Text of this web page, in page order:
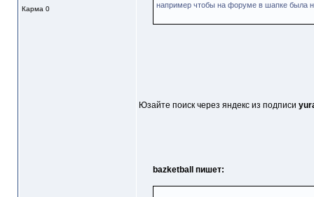
Карма 0 например чтобы на форуме в шапке была
Юзайте поиск через яндекс из подписи
bazketball пишет: